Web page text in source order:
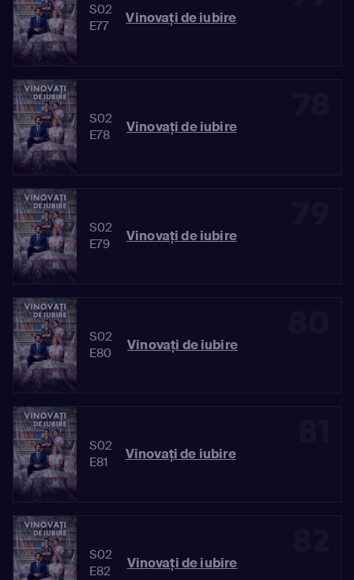
S02
E77
Vinovaţi de iubire
S02
E78
Vinovaţi de iubire
S02
E79
Vinovaţi de iubire
S02
E80
Vinovaţi de iubire
S02
E81
Vinovaţi de iubire
S02
E82
Vinovaţi de iubire